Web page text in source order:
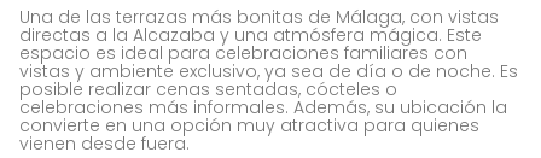
Una de las terrazas más bonitas de Málaga, con vistas
directas a la Alcazaba y una atmósfera mágica. Este
espacio es ideal para celebraciones familiares con
vistas y ambiente exclusivo, ya sea de día o de noche. Es
posible realizar cenas sentadas, cócteles o
celebraciones más informales. Además, su ubicación la
convierte en una opción muy atractiva para quienes
vienen desde fuera.